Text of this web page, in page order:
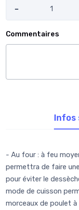
-
Commentaires
Infos
- Au four : à feu
permettra de faire
pour éviter le
mode de cuisson
morceaux de poulet